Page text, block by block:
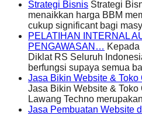
Strategi Bisnis Strategi
menaikkan harga BBM
cukup significant bagi
PELATIHAN INTERNAL
PENGAWASAN…
Diklat RS Seluruh
berfungsi supaya semua
Jasa Bikin Website &
Jasa Bikin Website &
Lawang Techno
Jasa Pembuatan Website